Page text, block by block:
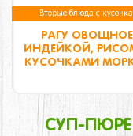
Вторые блюда с
РАГУ
ИНДЕЙКОЙ,
КУСОЧКАМИ
СУП-